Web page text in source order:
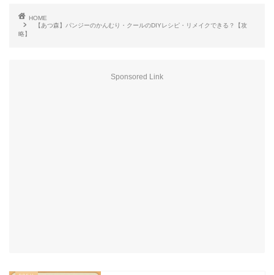
HOME
【あつ森】パンジーのかんむり・クールのDIYレシピ・リメイクできる？【攻
略】
Sponsored Link